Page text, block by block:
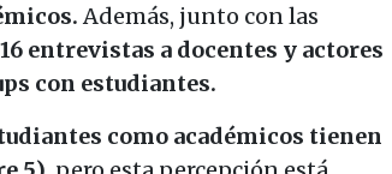
Además, junto con las
entrevistas a docentes y actores
con estudiantes.
como académicos tienen